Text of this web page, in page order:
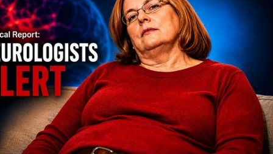
sonhos antigos. Pouco antes da celebração,
voltou a Bonito, em Mato Grosso do Sul, para
viver experiências que sempre desejou. Entre
elas, desceu cerca de 70 metros de rapel até o
famoso Abismo Anhumas. No dia seguinte,
encarou outro desafio e realizou um salto de
paraquedas, registrando momentos que
passaram a simbolizar sua vontade de aproveitar